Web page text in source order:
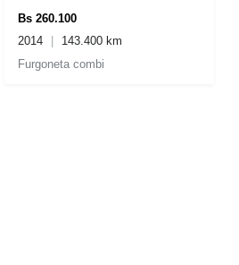
Bs 260.100
Furgoneta combi
2014 143.400 km